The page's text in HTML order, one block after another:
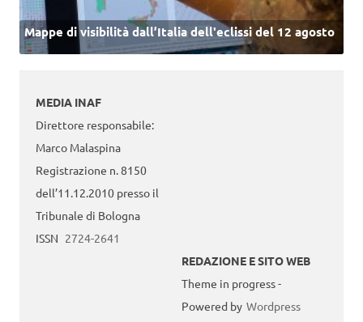
Mappe di visibilità dall’Italia dell'eclissi del 12 agosto
MEDIA INAF
Direttore responsabile:
Marco Malaspina
Registrazione n. 8150
dell’11.12.2010 presso il
Tribunale di Bologna
ISSN 2724-2641
REDAZIONE E SITO WEB
Theme in progress -
Powered by Wordpress